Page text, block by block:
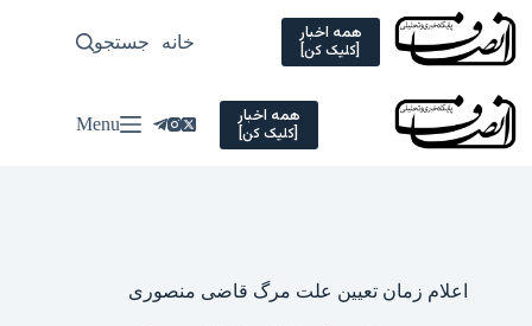
Skip
content
همه اخبار
[کلیک کن] خانه سیاسی
جستجو
همه اخبار
[کلیک کن] Menu
اعلام زمان تعیین علت مرگ قاضی منصوری